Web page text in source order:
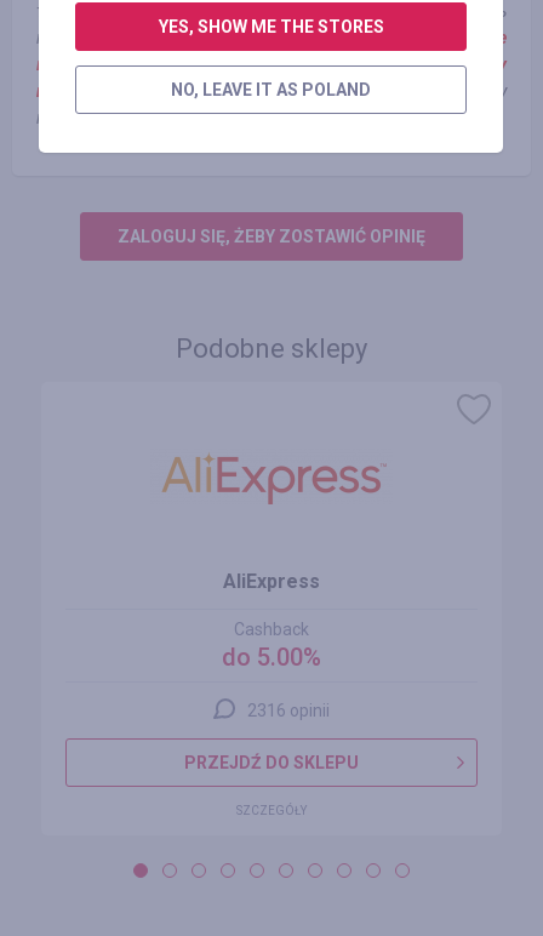
только при оформлении интернет-заказа и получить
кэшбэк можно только на нашем сайте!
В случае
возникновения вопросов, обращайтесь в службу
поддержки Smarty Sale, пожалуйста, не пишите в службу
поддержки интернет-магазина.
ZALOGUJ SIĘ, ŻEBY ZOSTAWIĆ OPINIĘ
Podobne sklepy
AliExpress
Cashback
do 5.00%
2316 opinii
PRZEJDŹ DO SKLEPU
SZCZEGÓŁY
YES, SHOW ME THE STORES
NO, LEAVE IT AS POLAND